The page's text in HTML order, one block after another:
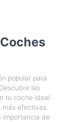
popular para
las
tu coche ideal
más efectivas
importancia de